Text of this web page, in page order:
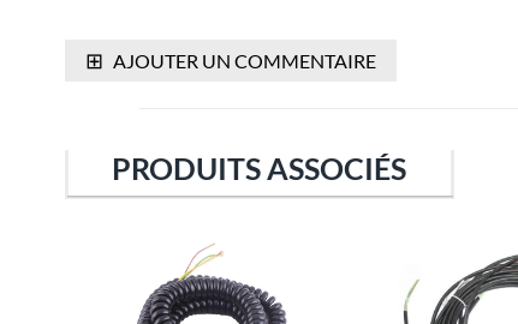
⊞ AJOUTER UN COMMENTAIRE
PRODUITS ASSOCIÉS